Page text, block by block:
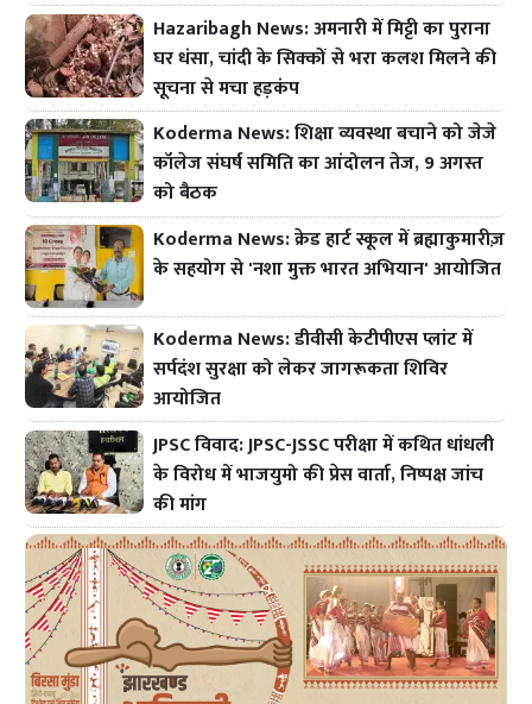
Hazaribagh News: अमनारी में मिट्टी का पुराना
घर धंसा, चांदी के सिक्कों से भरा कलश मिलने की
सूचना से मचा हड़कंप
Koderma News: शिक्षा व्यवस्था बचाने को जेजे
कॉलेज संघर्ष समिति का आंदोलन तेज, 9 अगस्त
को बैठक
Koderma News: क्रेड हार्ट स्कूल में ब्रह्माकुमारीज़
के सहयोग से 'नशा मुक्त भारत अभियान' आयोजित
Koderma News: डीवीसी केटीपीएस प्लांट में
सर्पदंश सुरक्षा को लेकर जागरूकता शिविर
आयोजित
JPSC विवाद: JPSC-JSSC परीक्षा में कथित धांधली
के विरोध में भाजयुमो की प्रेस वार्ता, निष्पक्ष जांच
की मांग